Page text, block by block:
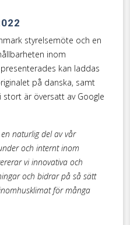
styrelsemöte och en
inom
kan laddas
på danska, samt
stort är översatt av Google
naturlig del av vår
och internt inom
vi innovativa och
och bidrar på så sätt
för många